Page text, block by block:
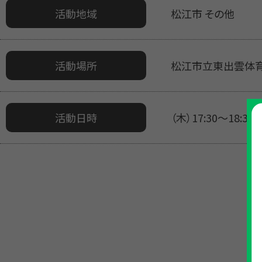
活動地域 松江市 その他
活動場所 松江市立東出雲体
活動日時 （木）17:30～18:30